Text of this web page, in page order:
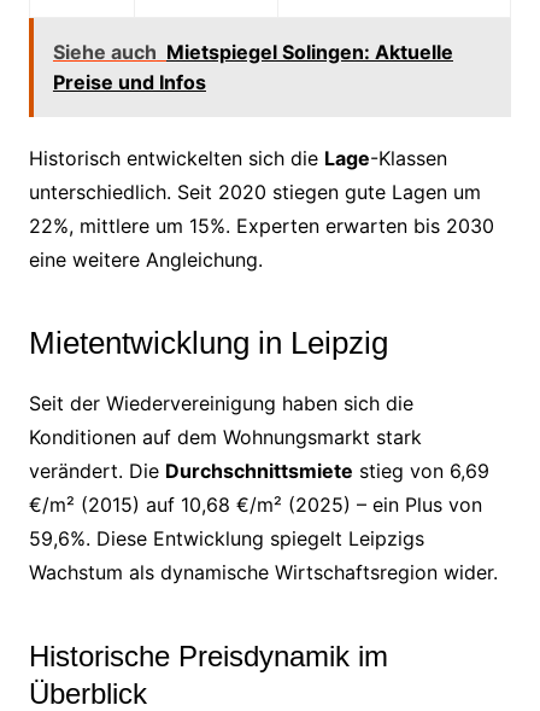
Siehe auch Mietspiegel Solingen: Aktuelle
Preise und Infos
Historisch entwickelten sich die Lage-Klassen
unterschiedlich. Seit 2020 stiegen gute Lagen um
22%, mittlere um 15%. Experten erwarten bis 2030
eine weitere Angleichung.
Mietentwicklung in Leipzig
Seit der Wiedervereinigung haben sich die
Konditionen auf dem Wohnungsmarkt stark
verändert. Die Durchschnittsmiete stieg von 6,69
€/m² (2015) auf 10,68 €/m² (2025) – ein Plus von
59,6%. Diese Entwicklung spiegelt Leipzigs
Wachstum als dynamische Wirtschaftsregion wider.
Historische Preisdynamik im
Überblick